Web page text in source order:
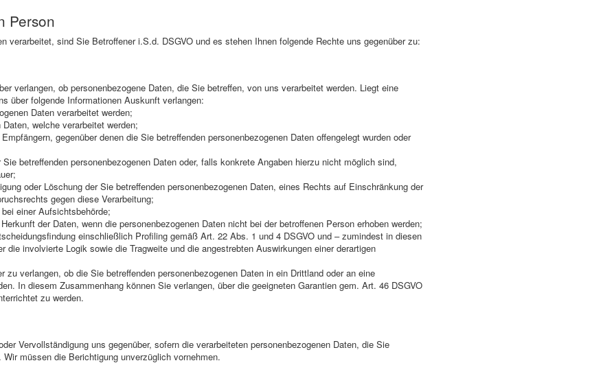
Person
verarbeitet, sind Sie Betroffener i.S.d. DSGVO und es stehen Ihnen folgende Rechte uns gegenüber zu:
verlangen, ob personenbezogene Daten, die Sie betreffen, von uns verarbeitet werden. Liegt eine
über folgende Informationen Auskunft verlangen:
Daten verarbeitet werden;
welche verarbeitet werden;
gegenüber denen die Sie betreffenden personenbezogenen Daten offengelegt wurden oder
betreffenden personenbezogenen Daten oder, falls konkrete Angaben hierzu nicht möglich sind,
oder Löschung der Sie betreffenden personenbezogenen Daten, eines Rechts auf Einschränkung der
gegen diese Verarbeitung;
einer Aufsichtsbehörde;
der Daten, wenn die personenbezogenen Daten nicht bei der betroffenen Person erhoben werden;
einschließlich Profiling gemäß Art. 22 Abs. 1 und 4 DSGVO und – zumindest in diesen
die involvierte Logik sowie die Tragweite und die angestrebten Auswirkungen einer derartigen
verlangen, ob die Sie betreffenden personenbezogenen Daten in ein Drittland oder an eine
In diesem Zusammenhang können Sie verlangen, über die geeigneten Garantien gem. Art. 46 DSGVO
zu werden.
Vervollständigung uns gegenüber, sofern die verarbeiteten personenbezogenen Daten, die Sie
müssen die Berichtigung unverzüglich vornehmen.